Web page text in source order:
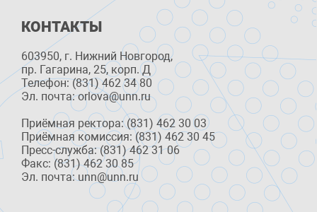
КОНТАКТЫ
603950, г. Нижний Новгород,
пр. Гагарина, 25, корп. Д
Телефон: (831) 462 34 80
Эл. почта: orlova@unn.ru
Приёмная ректора: (831) 462 30 03
Приёмная комиссия: (831) 462 30 45
Пресс-служба: (831) 462 31 06
Факс: (831) 462 30 85
Эл. почта: unn@unn.ru